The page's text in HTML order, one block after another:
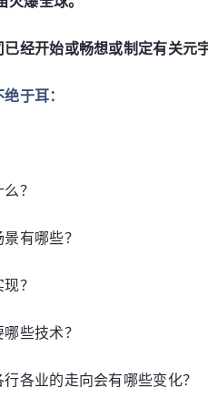
经开始或畅想或制定有关元
于耳：
？
有哪些？
？
些技术？
各业的走向会有哪些变化？